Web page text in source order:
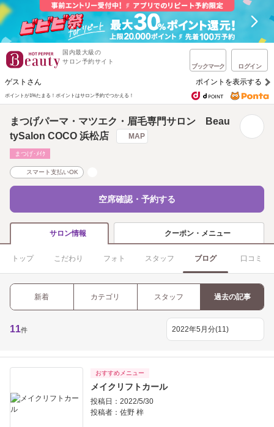
国内最大級の
サロン予約サイト
ブックマーク ログイン
ゲストさん ポイントを表示する
ポイントが1%たまる！ ポイントはサロン予約でつかえる！
まつげパーマ・マツエク・眉毛専門サロン Beau
tySalon COCO 浜松店
MAP
まつげ･ﾒｲｸ
スマート支払いOK
空席確認・予約する
サロン情報 クーポン・メニュー
トップ こだわり フォト スタッフ ブログ 口コミ
新着 カテゴリ スタッフ 過去の記事
11件
おすすめメニュー
メイクリフトカール
投稿日：2022/5/30
投稿者： 佐野 梓